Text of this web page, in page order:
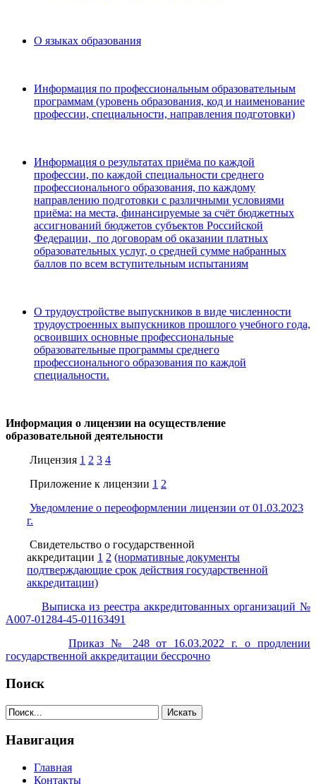
О языках образования
Информация по профессиональным образовательным
программам (уровень образования, код и наименование
профессии, специальности, направления подготовки)
Информация о результатах приёма по каждой
профессии, по каждой специальности среднего
профессионального образования, по каждому
направлению подготовки с различными условиями
приёма: на места, финансируемые за счёт бюджетных
ассигнований бюджетов субъектов Российской
Федерации, по договорам об оказании платных
образовательных услуг, о средней сумме набранных
баллов по всем вступительным испытаниям
О трудоустройстве выпускников в виде численности
трудоустроенных выпускников прошлого учебного года,
освоивших основные профессиональные
образовательные программы среднего
профессионального образования по каждой
специальности.
Информация о лицензии на осуществление
образовательной деятельности
Лицензия 1 2 3 4
Приложение к лицензии 1 2
Уведомление о переоформлении лицензии от 01.03.2023
г.
Свидетельство о государственной
аккредитации 1 2 (нормативные документы
подтверждающие срок действия государственной
аккредитации)
Выписка из реестра аккредитованных организаций №
А007-01284-45-01163491
Приказ № 248 от 16.03.2022 г. о продлении
государственной аккредитации бессрочно
Поиск
Навигация
Главная
Контакты